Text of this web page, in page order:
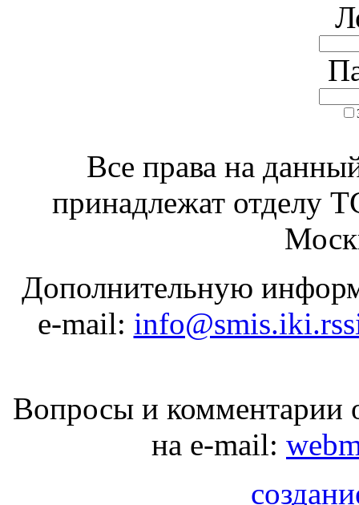
Все права на
принадлежат
Дополнительную
e-mail:
Вопросы и комментарии
на e-mail: